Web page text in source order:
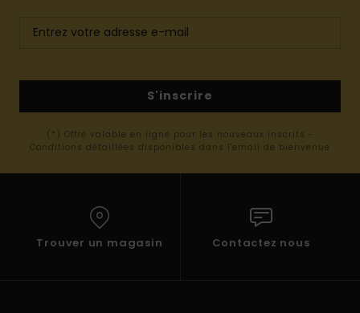
S'inscrire
(*) Offre valable en ligne pour les nouveaux inscrits -
Conditions détaillées disponibles dans l'email de bienvenue
Trouver un magasin Contactez nous